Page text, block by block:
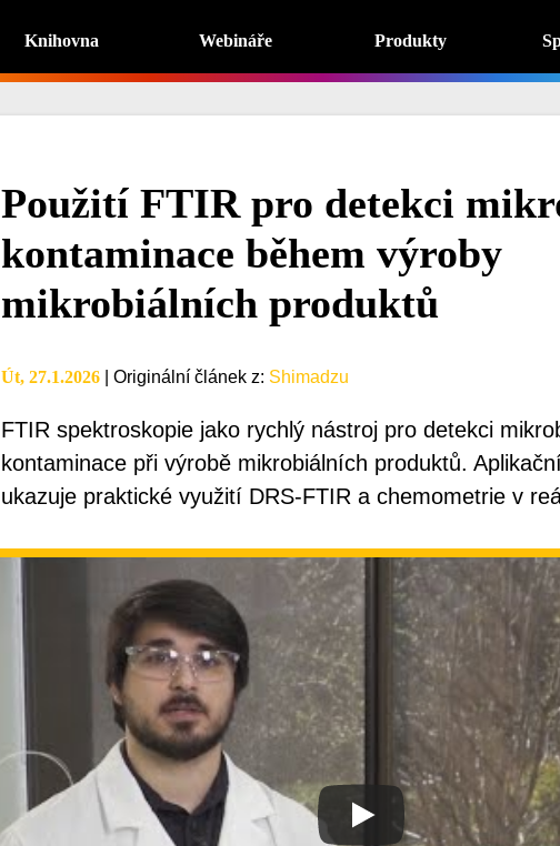
Knihovna Webináře Produkty
Použití FTIR pro detekci
kontaminace během výroby
mikrobiálních produktů
Út, 27.1.2026 Originální článek z: Shimadzu
FTIR spektroskopie jako rychlý nástroj pro detekci
kontaminace při výrobě mikrobiálních produktů.
ukazuje praktické využití DRS-FTIR a chemometrie v